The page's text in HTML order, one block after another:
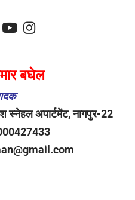
बघेल
स्नेहल अपार्टमेंट, नागपुर-22